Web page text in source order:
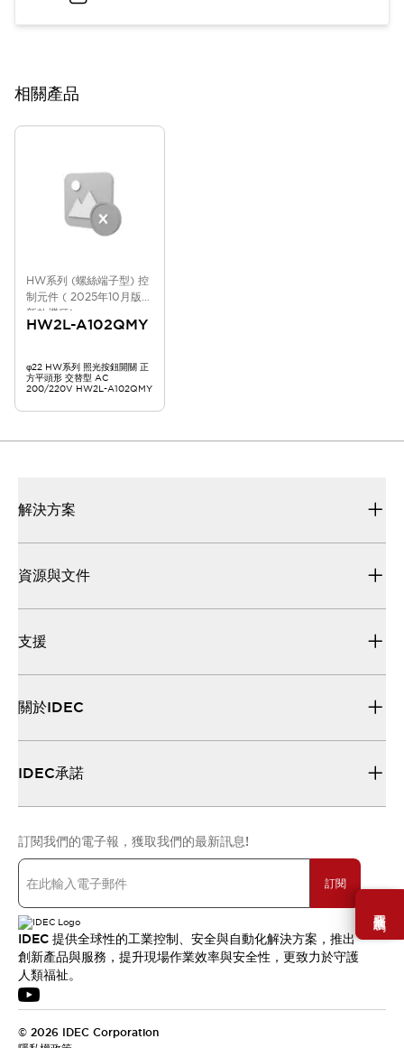
需要幫助嗎？
相關產品
HW系列 (螺絲端子型) 控
制元件 ( 2025年10月版
新款機種)
HW2L-A102QMY
φ22 HW系列 照光按鈕開關 正
方平頭形 交替型 AC
200/220V HW2L-A102QMY
解決方案
資源與文件
支援
關於IDEC
IDEC承諾
訂閱我們的電子報，獲取我們的最新訊息!
訂閱
IDEC 提供全球性的工業控制、安全與自動化解決方案，推出
創新產品與服務，提升現場作業效率與安全性，更致力於守護
人類福祉。
© 2026 IDEC Corporation